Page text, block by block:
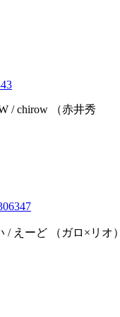
/ chirow （赤井秀
/ えーど （ガロ×リオ